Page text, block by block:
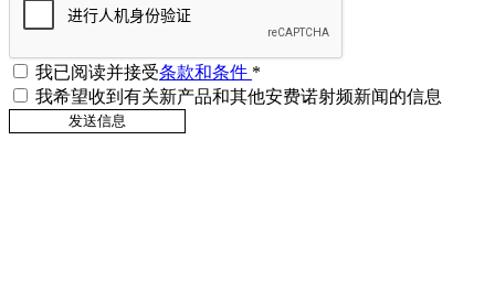
我已阅读并接受条款和条件 *
我希望收到有关新产品和其他安费诺射频新闻的信息